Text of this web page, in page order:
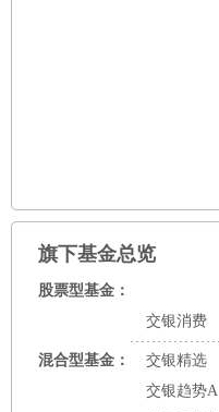
旗下基金总览
股票型基金：
交银消费
混合型基金： 交银精选
交银趋势A